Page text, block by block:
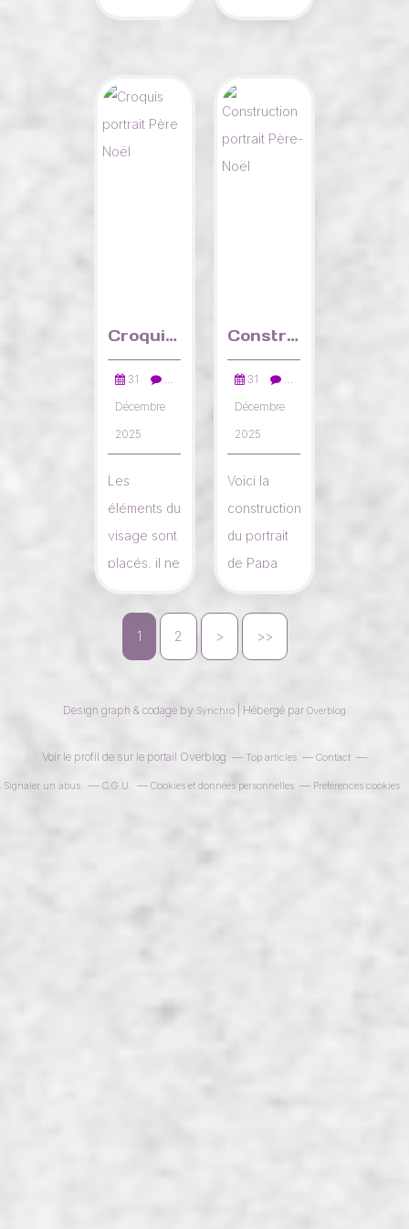
l'année 😁.
d'une
pomme
croquée et
santé à
tous.
le dernier
Bon
Croquis portrait Père Noël
31
Décembre
2025
…
Les
éléments du
visage sont
placés, il ne
me reste
plus qu'à
passer à la
Construction portrait Père-Noël
31
Décembre
2025
…
Voici la
construction
du portrait
de Papa
Noël.
L'étape
suivante,
éléments du
1 2 > >>
Design graph & codage by Synchro | Hébergé par Overblog
Voir le profil de sur le portail Overblog Top articles Contact
Signaler un abus C.G.U. Cookies et données personnelles Préférences cookies